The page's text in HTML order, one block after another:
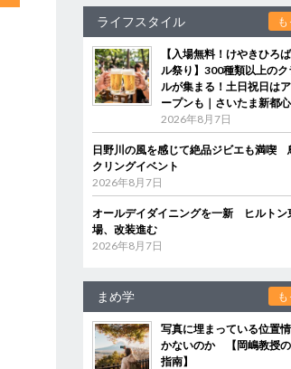
ライフスタイル
【入場無料！けやきひろ
ル祭り】300種類以上の
ルが集まる！土日祝日は
ープンも｜さいたま新都心
2026年8月7日
日野川の風を感じて絶品ジビエも満喫
クリングイベント
2026年8月7日
オールデイダイニングを一新 ヒルトン
場、改装進む
2026年8月7日
まめ学
写真に埋まっている位置
かないのか 【岡嶋教授
指南】